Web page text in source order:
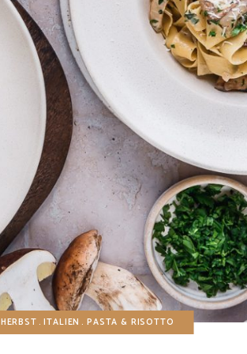
HERBST ITALIEN PASTA & RISOTTO